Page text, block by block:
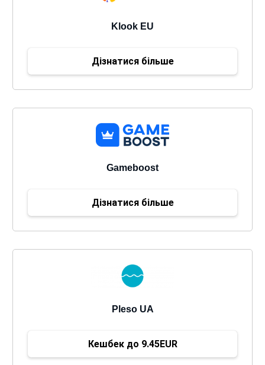
Klook EU
Дізнатися більше
Gameboost
Дізнатися більше
Pleso UA
Кешбек до 9.45EUR